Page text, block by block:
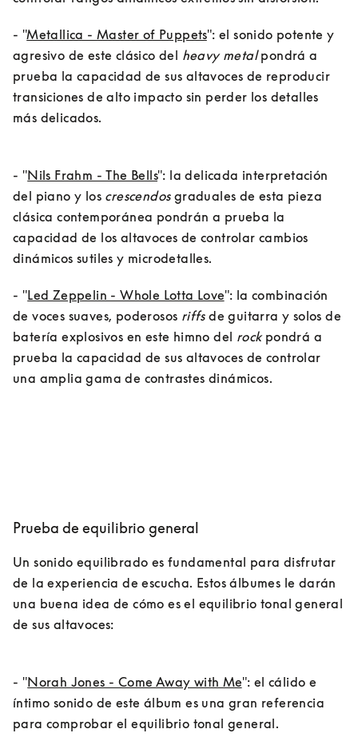
- "Metallica - Master of Puppets": el sonido potente y
agresivo de este clásico del heavy metal pondrá a
prueba la capacidad de sus altavoces de reproducir
transiciones de alto impacto sin perder los detalles
más delicados.
- "Nils Frahm - The Bells": la delicada interpretación
del piano y los crescendos graduales de esta pieza
clásica contemporánea pondrán a prueba la
capacidad de los altavoces de controlar cambios
dinámicos sutiles y microdetalles.
- "Led Zeppelin - Whole Lotta Love": la combinación
de voces suaves, poderosos riffs de guitarra y solos de
batería explosivos en este himno del rock pondrá a
prueba la capacidad de sus altavoces de controlar
una amplia gama de contrastes dinámicos.
Prueba de equilibrio general
Un sonido equilibrado es fundamental para disfrutar
de la experiencia de escucha. Estos álbumes le darán
una buena idea de cómo es el equilibrio tonal general
de sus altavoces:
- "Norah Jones - Come Away with Me": el cálido e
íntimo sonido de este álbum es una gran referencia
para comprobar el equilibrio tonal general.